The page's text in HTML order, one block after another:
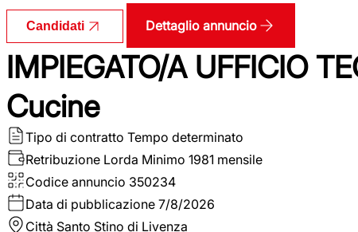
Candidati Dettaglio annuncio
IMPIEGATO/A UFFICIO
Cucine
Tipo di contratto Tempo determinato
Retribuzione Lorda Minimo 1981 mensile
Codice annuncio 350234
Data di pubblicazione 7/8/2026
Città Santo Stino di Livenza